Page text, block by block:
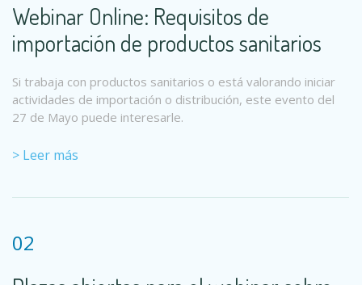
Webinar Online: Requisitos de
importación de productos sanitarios
Si trabaja con productos sanitarios o está valorando iniciar
actividades de importación o distribución, este evento del
27 de Mayo puede interesarle.
> Leer más
02